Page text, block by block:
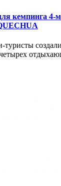
кемпинга 4-